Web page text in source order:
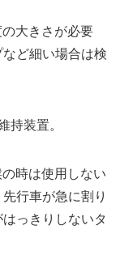
大きさが必要
ど細い場合は検
装置。
時は使用しない
行車が急に割り
っきりしないタ